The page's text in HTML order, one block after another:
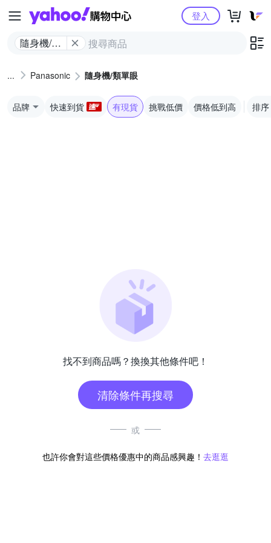
Yahoo購物中心
隨身機/類
登入
Panasonic 隨身機/類單眼
品牌 快速到貨 有現貨 挑戰低價 價格低到高 排序
找不到商品嗎？換換其他條件吧！
清除條件再搜尋
或
也許你會對這些價格優惠中的商品感興趣！ 去逛逛